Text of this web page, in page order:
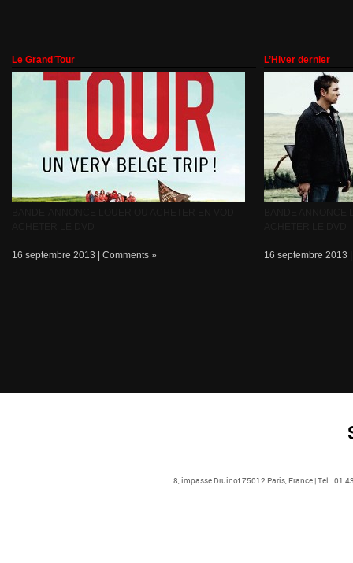
Le Grand’Tour
16 septembre 2013 | Comments »
L’Hiver dernier
16 septembre 2013
8, impasse Druinot 75012 Paris, France | Tel : 01